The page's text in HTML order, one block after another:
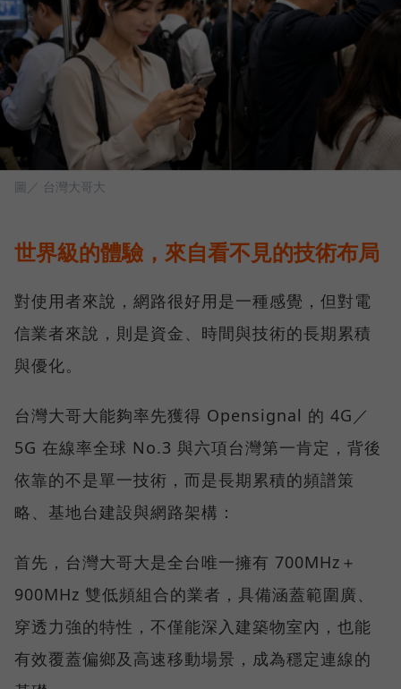
圖／ 台灣大哥大
世界級的體驗，來自看不見的技術布局
對使用者來說，網路很好用是一種感覺，但對電
信業者來說，則是資金、時間與技術的長期累積
與優化。
台灣大哥大能夠率先獲得 Opensignal 的 4G／
5G 在線率全球 No.3 與六項台灣第一肯定，背後
依靠的不是單一技術，而是長期累積的頻譜策
略、基地台建設與網路架構：
首先，台灣大哥大是全台唯一擁有 700MHz＋
900MHz 雙低頻組合的業者，具備涵蓋範圍廣、
穿透力強的特性，不僅能深入建築物室內，也能
有效覆蓋偏鄉及高速移動場景，成為穩定連線的